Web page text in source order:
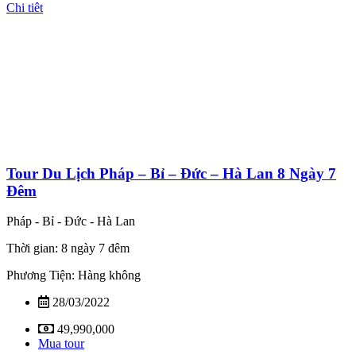
Chi tiêt
Tour Du Lịch Pháp – Bỉ – Đức – Hà Lan 8 Ngày 7
Đêm
Pháp - Bỉ - Đức - Hà Lan
Thời gian: 8 ngày 7 đêm
Phương Tiện: Hàng không
28/03/2022
49,990,000
Mua tour